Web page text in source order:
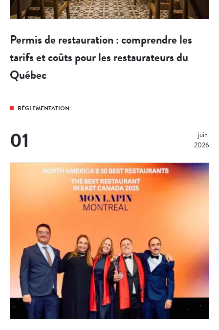
Permis de restauration : comprendre les
tarifs et coûts pour les restaurateurs du
Québec
RÉGLEMENTATION
01
juin
2026